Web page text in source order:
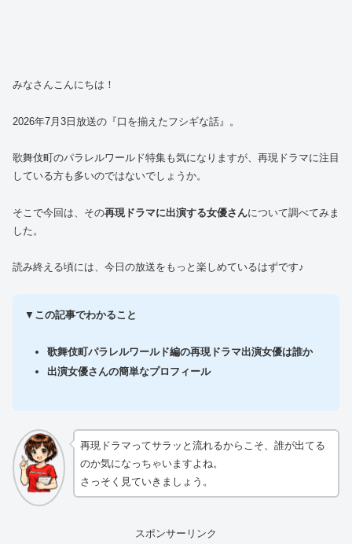
みなさんこんにちは！
2026年7月3日放送の『口を揃えたフシギな話』。
歌舞伎町のパラレルワールド特集も気になりますが、再現ドラマに注目
している方も多いのではないでしょうか。
そこで今回は、その再現ドラマに出演する女優さんについて調べてみま
した。
読み終える頃には、今日の放送をもっと楽しめているはずです♪
▼ この記事でわかること
歌舞伎町パラレルワールド編の再現ドラマ出演女優は誰か
出演女優さんの簡単なプロフィール
再現ドラマってサラッと流れるからこそ、誰が出てる
のか気になっちゃいますよね。
さっそく見ていきましょう。
スポンサーリンク